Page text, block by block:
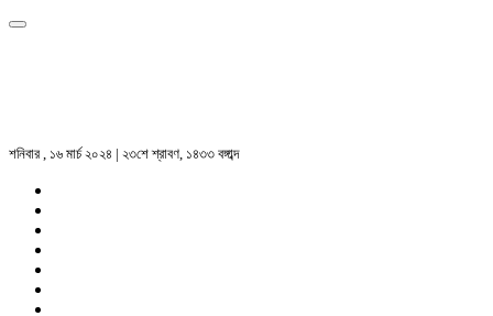
শনিবার , ১৬ মার্চ ২০২৪ | ২৩শে শ্রাবণ, ১৪৩৩ বঙ্গাব্দ